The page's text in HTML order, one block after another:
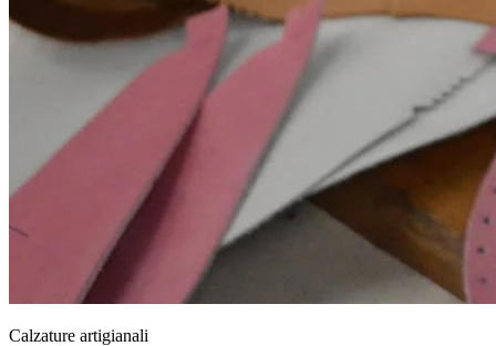
Calzature artigianali